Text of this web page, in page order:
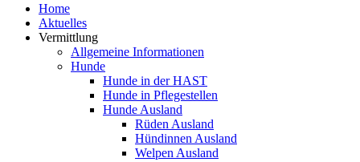
Home
Aktuelles
Vermittlung
Allgemeine Informationen
Hunde
Hunde in der HAST
Hunde in Pflegestellen
Hunde Ausland
Rüden Ausland
Hündinnen Ausland
Welpen Ausland